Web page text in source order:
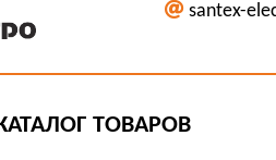
santex-
ТОВАРОВ